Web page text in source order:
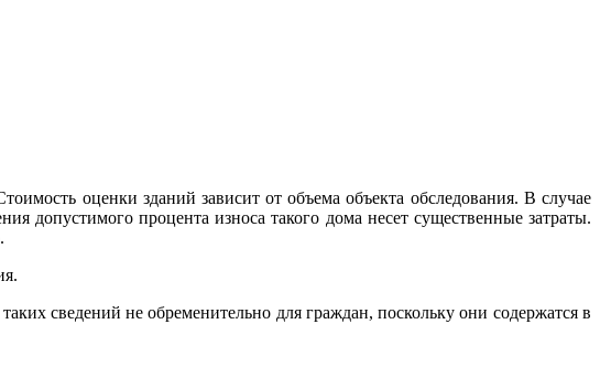
оценки зданий зависит от объема объекта обследования. В случае
допустимого процента износа такого дома несет существенные затраты.
сведений не обременительно для граждан, поскольку они содержатся в